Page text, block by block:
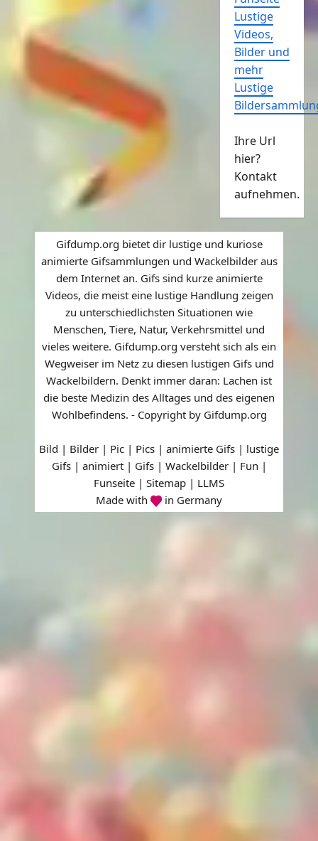
Lustige
Videos,
Bilder und
mehr
Lustige
Ihre Url
hier?
Kontakt
aufnehmen.
Gifdump.org bietet dir lustige und kuriose
animierte Gifsammlungen und Wackelbilder aus
dem Internet an. Gifs sind kurze animierte
Videos, die meist eine lustige Handlung zeigen
zu unterschiedlichsten Situationen wie
Menschen, Tiere, Natur, Verkehrsmittel und
vieles weitere. Gifdump.org versteht sich als ein
Wegweiser im Netz zu diesen lustigen Gifs und
Wackelbildern. Denkt immer daran: Lachen ist
die beste Medizin des Alltages und des eigenen
Wohlbefindens. - Copyright by Gifdump.org
Bild | Bilder | Pic | Pics | animierte Gifs | lustige
Gifs | animiert | Gifs | Wackelbilder | Fun |
Funseite | Sitemap | LLMS
Made with
in Germany